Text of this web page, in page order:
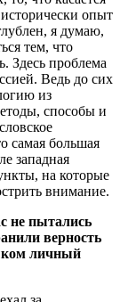
опыт
я думаю,
тем, что
Здесь проблема
Ведь до сих
из
способы и
самая большая
западная
на которые
внимание.
не пытались
верность
личный